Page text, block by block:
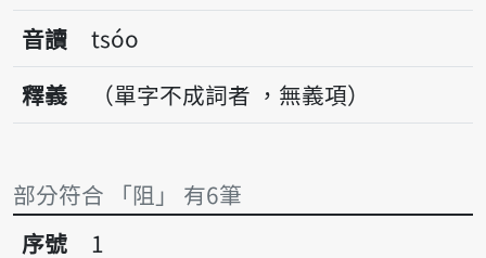
音讀
tsóo
釋義
（單字不成詞者 ，無義項）
部分符合 「阻」 有6筆
序號1阻礙
序號
1